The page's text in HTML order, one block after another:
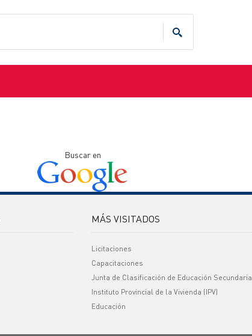
Buscar en
MÁS VISITADOS
Licitaciones
Capacitaciones
Junta de Clasificación de Educación Secundaria
Instituto Provincial de la Vivienda (IPV)
Educación